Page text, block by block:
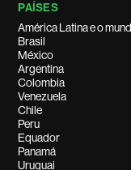
PAÍSES
América Latina e o
Brasil
México
Argentina
Colombia
Venezuela
Chile
Peru
Equador
Panamá
Uruguai